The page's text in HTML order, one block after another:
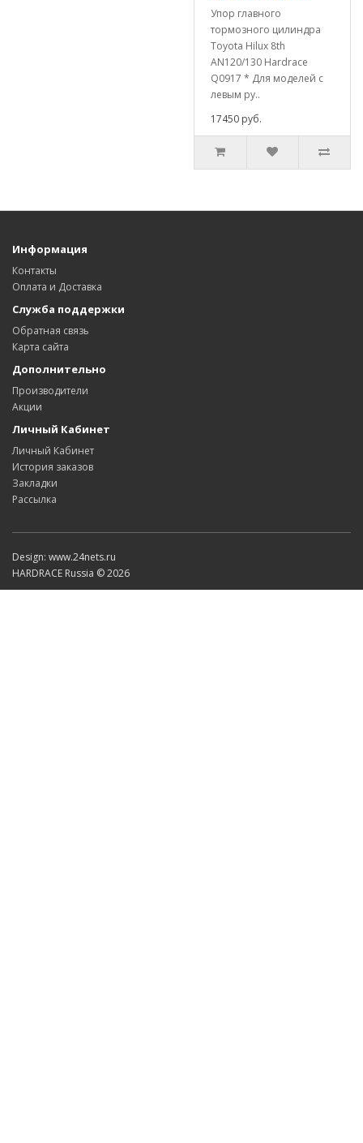
Упор главного
тормозного цилиндра
Toyota Hilux 8th
AN120/130 Hardrace
Q0917 * Для моделей с
левым ру..
17450 руб.
Информация
Контакты
Оплата и Доставка
Служба поддержки
Обратная связь
Карта сайта
Дополнительно
Производители
Акции
Личный Кабинет
Личный Кабинет
История заказов
Закладки
Рассылка
Design: www.24nets.ru
HARDRACE Russia © 2026